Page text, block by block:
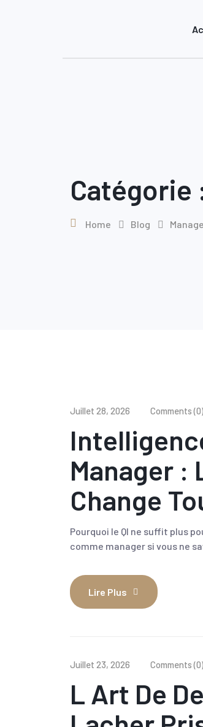
Catégorie
Home Blog
Juillet 28, 2026 Comments (0)
Manager :
Change
Pourquoi le QI ne suffit plus
comme manager si vous ne
Lire Plus
Juillet 23, 2026 Comments (0)
L Art De